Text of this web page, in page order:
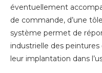
éventuellement
de commande, d’une
système permet de
industrielle des
leur implantation dans